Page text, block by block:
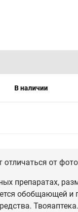
В наличии
от
препаратах,
обобщающей и